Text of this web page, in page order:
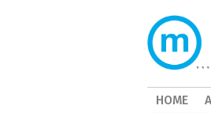
HOME